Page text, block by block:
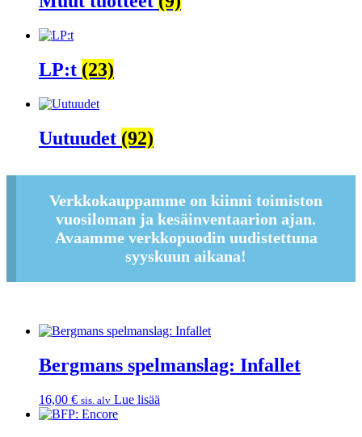
LP:t (23)
Uutuudet (92)
Verkkokauppamme on kiinni toimiston
vuosiloman ja kesäinventaarion ajan.
Avaamme verkkopuodin uudistettuna
syyskuun aikana!
Bergmans spelmanslag: Infallet
16,00 € sis. alv Lue lisää